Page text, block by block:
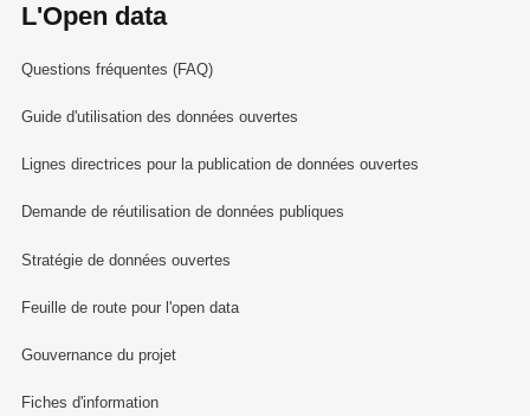
L'Open data
Questions fréquentes (FAQ)
Guide d'utilisation des données ouvertes
Lignes directrices pour la publication de données ouvertes
Demande de réutilisation de données publiques
Stratégie de données ouvertes
Feuille de route pour l'open data
Gouvernance du projet
Fiches d'information